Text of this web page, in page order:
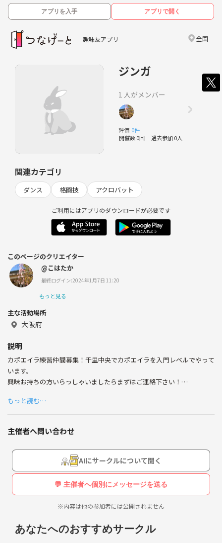
アプリを入手 アプリで開く
趣味友アプリ 全国
ジンガ
1 人がメンバー
評価 0件
開催数 0回 過去参加 0人
関連カテゴリ
ダンス 格闘技 アクロバット
ご利用にはアプリのダウンロードが必要です
このページのクリエイター
@こはたか
最終ログイン:2024年1月7日 11:20
もっと見る
主な活動場所
大阪府
説明
カポエイラ練習仲間募集！千里中央でカポエイラを入門レベルでやって
います。
興味お持ちの方いらっしゃいましたらまずはご連絡下さい！
・日時：土曜 午前10時～12時位
・費用：5,000円/月(実費のため変動有)
・練習内容：ストレッチ、基本動作、約束組手、ブリッジや壁使った逆
立ち、自由組手、たまに歌や楽器
【サークル設立の想い】
柔軟性を向上させたい、運動不足を解消したい人、カポエイラの技や音
楽に興味あるメンバーで活動しており、そのような方を募集していま
す！
もっと読む…
主催者へ問い合わせ
AIにサークルについて聞く
💬 主催者へ個別にメッセージを送る
※内容は他の参加者には公開されません
あなたへのおすすめサークル